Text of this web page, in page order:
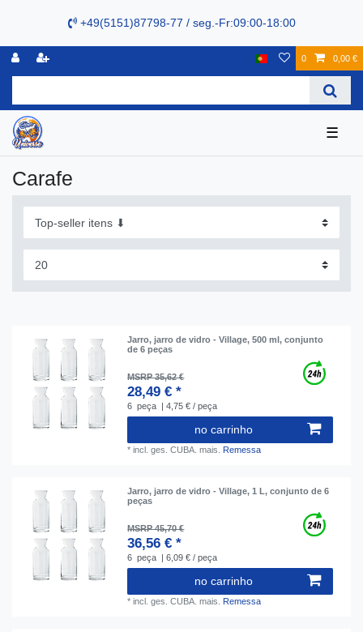
+49(5151)87798-77 / seg.-Fr:09:00-18:00
0 0,00 €
☰
Carafe
Jarro, jarro de vidro - Village, 500 ml, сonjunto
de 6 peças
MSRP 35,62 €
28,49 € *
6 peça | 4,75 € / peça
no carrinho
*incl. ges. CUBA. mais. Remessa
Jarro, jarro de vidro - Village, 1 L, сonjunto de 6
peças
MSRP 45,70 €
36,56 € *
6 peça | 6,09 € / peça
no carrinho
*incl. ges. CUBA. mais. Remessa